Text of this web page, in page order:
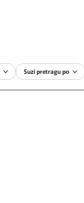
Suzi pretragu po